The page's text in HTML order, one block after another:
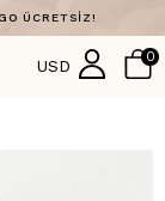
ÜCRETSİZ!
USD 0